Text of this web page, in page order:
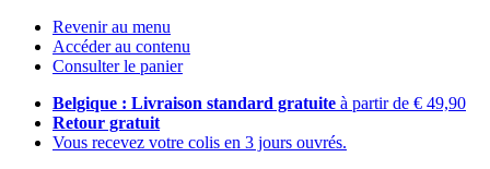
Revenir au menu
Accéder au contenu
Consulter le panier
Belgique : Livraison standard gratuite à partir de € 49,90
Retour gratuit
Vous recevez votre colis en 3 jours ouvrés.